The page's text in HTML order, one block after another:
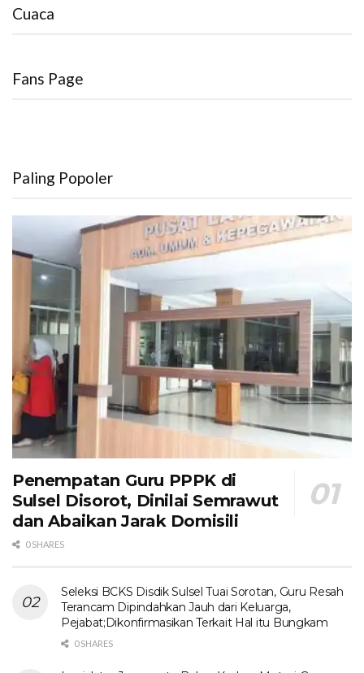
Cuaca
Fans Page
Paling Popoler
Penempatan Guru PPPK di
Sulsel Disorot, Dinilai Semrawut
dan Abaikan Jarak Domisili
0 SHARES
Seleksi BCKS Disdik Sulsel Tuai Sorotan, Guru Resah
Terancam Dipindahkan Jauh dari Keluarga,
Pejabat;Dikonfirmasikan Terkait Hal itu Bungkam
0 SHARES